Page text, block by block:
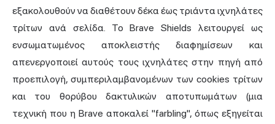
εξακολουθούν να διαθέτουν δέκα έως τριάντα ιχνηλάτες
τρίτων ανά σελίδα. Το Brave Shields λειτουργεί ως
ενσωματωμένος αποκλειστής διαφημίσεων και
απενεργοποιεί αυτούς τους ιχνηλάτες στην πηγή από
προεπιλογή, συμπεριλαμβανομένων των cookies τρίτων
και του θορύβου δακτυλικών αποτυπωμάτων (μια
τεχνική που η Brave αποκαλεί "farbling", όπως εξηγείται